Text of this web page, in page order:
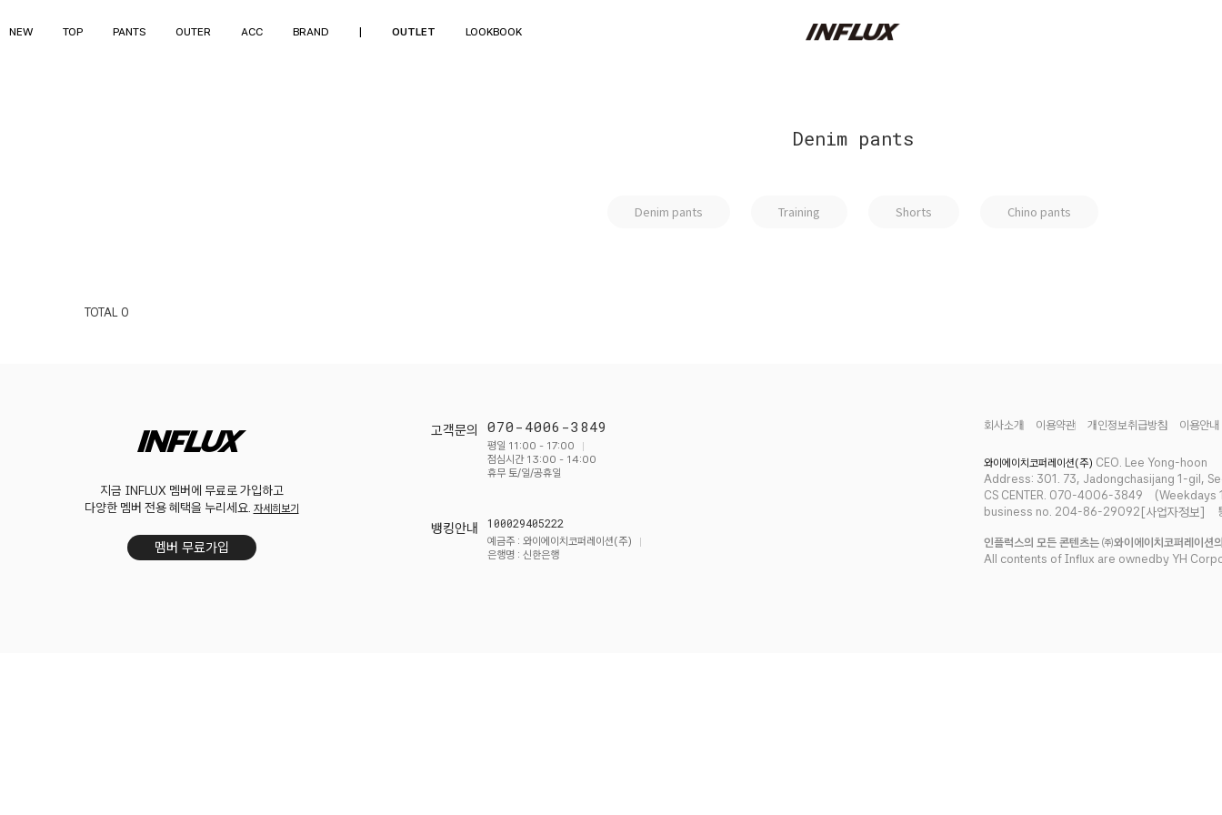
NEW TOP PANTS OUTER ACC BRAND OUTLET LOOKBOOK
Denim pants
Denim pants Training Shorts Chino pants
TOTAL 0
지금 INFLUX 멤버에 무료로 가입하고
다양한 멤버 전용 혜택을 누리세요. 자세히보기
멤버 무료가입
고객문의 070-4006-3849
평일 11:00 - 17:00
점심시간 13:00 - 14:00
휴무 토/일/공휴일
뱅킹안내 100029405222
예금주 : 와이에이치코퍼레이션(주)
은행명 : 신한은행
회사소개 이용약관 개인정보취급방침 이용안내
와이에이치코퍼레이션(주) CEO. Lee Yong-hoon
Address: 301. 73, Jadongchasijang 1-gil,
CS CENTER. 070-4006-3849
(Weekdays
business no. 204-86-29092 [사업자정보]
인플럭스의 모든 콘텐츠는 ㈜와이에이치코퍼레이
All contents of Influx are ownedby YH